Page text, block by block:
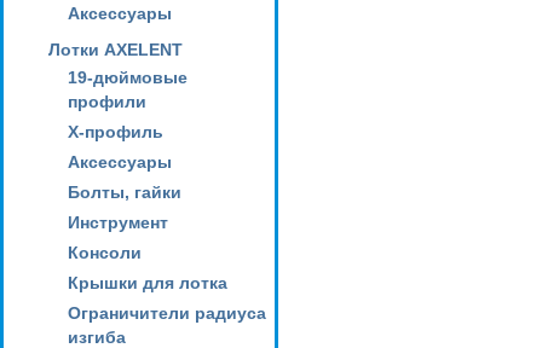
Аксессуары
Лотки AXELENT
19-дюймовые
профили
X-профиль
Аксессуары
Болты, гайки
Инструмент
Консоли
Крышки для лотка
Ограничители радиуса
изгиба